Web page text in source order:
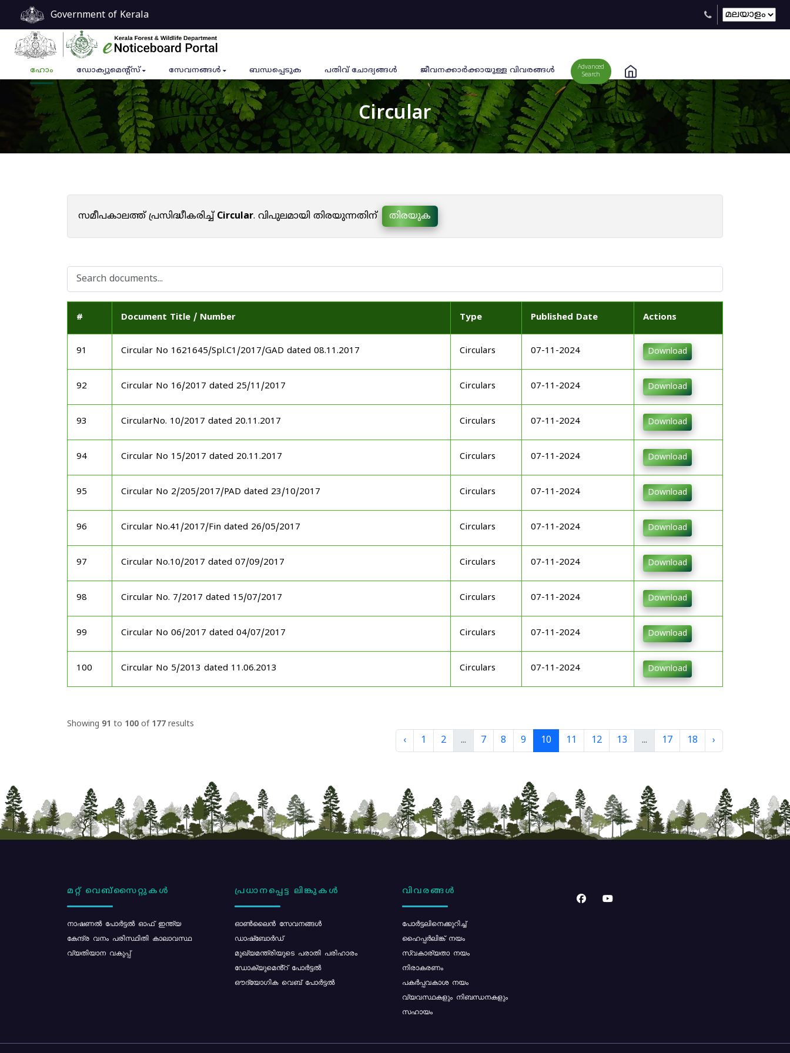
Government of Kerala
ഹോം ഡോക്യുമെൻ്റ്സ് സേവനങ്ങൾ ബന്ധപ്പെടുക പതിവ് ചോദ്യങ്ങൾ ജീവനക്കാര്‍ക്കായുള്ള വിവരങ്ങള്‍
Advanced
Search
Circular
സമീപകാലത്ത് പ്രസിദ്ധീകരിച്ച്Circular. വിപുലമായി തിരയുന്നതിന് തിരയുക
# Document Title / Number Type Published Date Actions
91 Circular No 1621645/Spl.C1/2017/GAD dated 08.11.2017 Circulars 07-11-2024 Download
92 Circular No 16/2017 dated 25/11/2017 Circulars 07-11-2024 Download
93 CircularNo. 10/2017 dated 20.11.2017 Circulars 07-11-2024 Download
94 Circular No 15/2017 dated 20.11.2017 Circulars 07-11-2024 Download
95 Circular No 2/205/2017/PAD dated 23/10/2017 Circulars 07-11-2024 Download
96 Circular No.41/2017/Fin dated 26/05/2017 Circulars 07-11-2024 Download
97 Circular No.10/2017 dated 07/09/2017 Circulars 07-11-2024 Download
98 Circular No. 7/2017 dated 15/07/2017 Circulars 07-11-2024 Download
99 Circular No 06/2017 dated 04/07/2017 Circulars 07-11-2024 Download
100 Circular No 5/2013 dated 11.06.2013 Circulars 07-11-2024 Download
Showing 91 to 100 of 177 results
‹ 1 2 ... 7 8 9 10 11 12 13 ... 17 18 ›
മറ്റ് വെബ്സൈറ്റുകൾ
നാഷണൽ പോർട്ടൽ ഓഫ് ഇന്ത്യ
കേന്ദ്ര വനം പരിസ്ഥിതി കാലാവസ്ഥ
വ്യതിയാന വകുപ്പ്
പ്രധാനപ്പെട്ട ലിങ്കുകൾ
ഓൺലൈൻ സേവനങ്ങൾ
ഡാഷ്ബോർഡ്
മുഖ്യമന്ത്രിയുടെ പരാതി പരിഹാരം
ഡോക്യുമെൻ്റ് പോർട്ടൽ
ഔദ്യോഗിക വെബ് പോർട്ടൽ
വിവരങ്ങൾ
പോര്‍ട്ടലിനെക്കുറിച്ച്
ഹൈപ്പർലിങ്ക് നയം
സ്വകാര്യതാ നയം
നിരാകരണം
പകർപ്പവകാശ നയം
വ്യവസ്ഥകളും നിബന്ധനകളും
സഹായം